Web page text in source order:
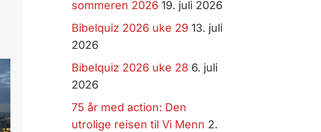
sommeren 2026 19. juli 2026
Bibelquiz 2026 uke 29 13. juli
2026
Bibelquiz 2026 uke 28 6. juli
2026
75 år med action: Den
utrolige reisen til Vi Menn 2.